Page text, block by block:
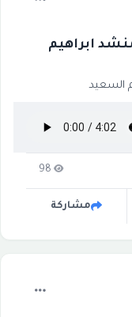
ابراهيم
السعيد
98
مشاركة